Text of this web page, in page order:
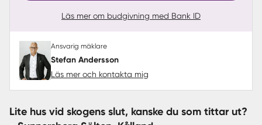
Läs mer om budgivning med Bank ID
Ansvarig mäklare
Stefan Andersson
Läs mer och kontakta mig
Lite hus vid skogens slut, kanske du som tittar ut?